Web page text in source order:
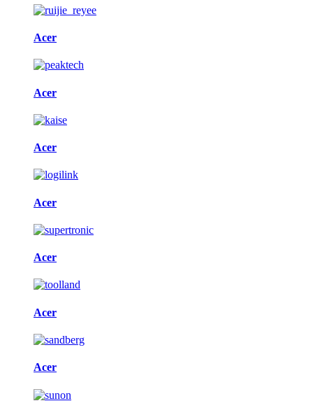
Acer
Acer
Acer
Acer
Acer
Acer
Acer